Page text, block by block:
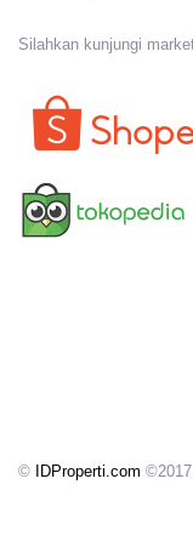
Silahkan kunjungi
© IDProperti.com